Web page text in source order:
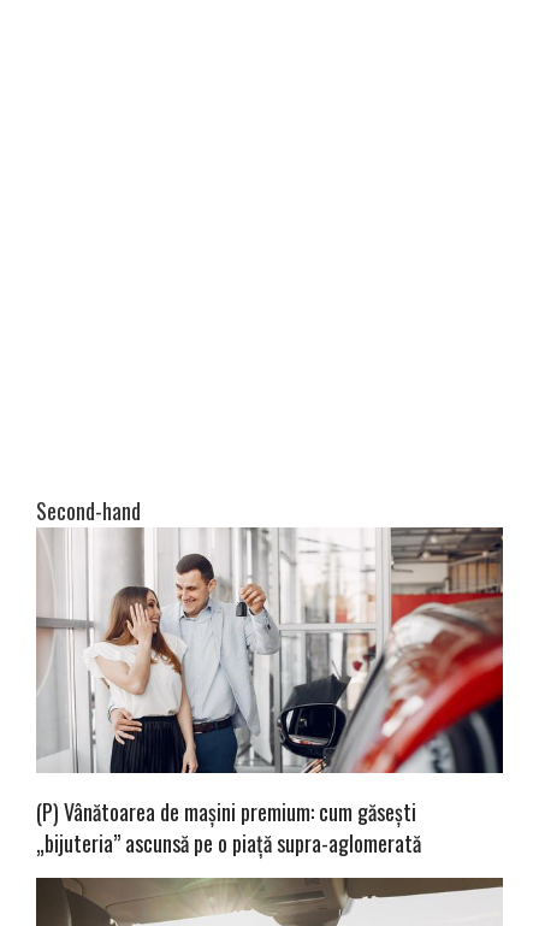
Second-hand
(P) Vânătoarea de mașini premium: cum găsești
„bijuteria” ascunsă pe o piață supra-aglomerată